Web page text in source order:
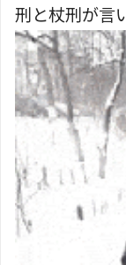
刑と杖刑が言